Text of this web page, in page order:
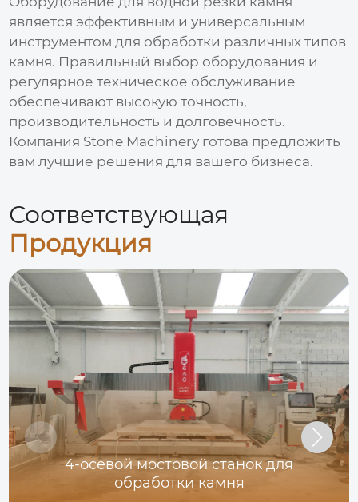
является эффективным и универсальным
инструментом для обработки различных типов
камня. Правильный выбор оборудования и
регулярное техническое обслуживание
обеспечивают высокую точность,
производительность и долговечность.
Компания Stone Machinery готова предложить
вам лучшие решения для вашего бизнеса.
Соответствующая
Продукция
4-осевой мостовой станок для
обработки камня